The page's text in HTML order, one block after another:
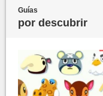
Guías
por descubrir